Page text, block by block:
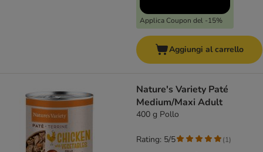
Applica Coupon del -15%
Aggiungi al carrello
Nature's Variety Paté
Medium/Maxi Adult
400 g Pollo
Rating: 5/5 (1)